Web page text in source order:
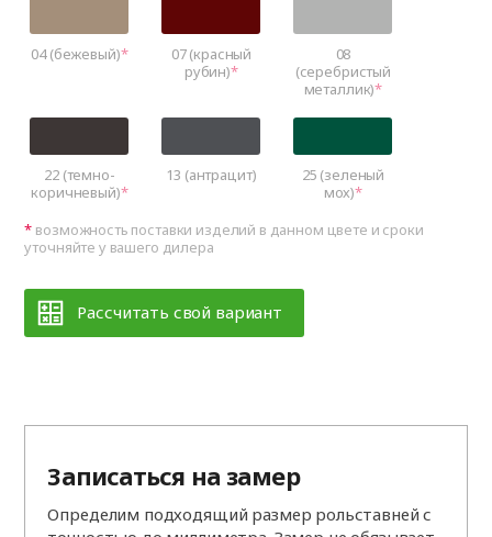
04 (бежевый)
07 (красный
рубин)
08
(серебристый
металлик)
22 (темно-
коричневый)
13 (антрацит)
25 (зеленый
мох)
возможность поставки изделий в данном цвете и сроки
уточняйте у вашего дилера
Рассчитать свой вариант
Записаться на замер
Определим подходящий размер рольставней с